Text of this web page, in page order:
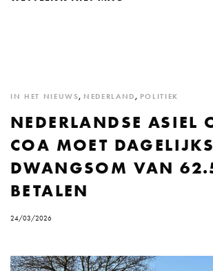
IN HET NIEUWS, NEDERLAND , POLITIEK
NEDERLANDSE ASIEL
COA MOET DAGELIJKS
DWANGSOM VAN
BETALEN
24/03/2026